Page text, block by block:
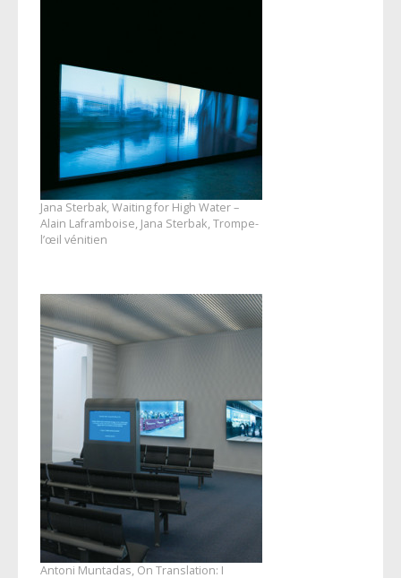
Jana Sterbak, Waiting for High Water –
Alain Laframboise, Jana Sterbak , Trompe-
l’œil vénitien
Antoni Muntadas, On Translation: I